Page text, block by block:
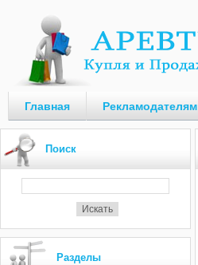
Главная Рекламодателям
Поиск
Разделы